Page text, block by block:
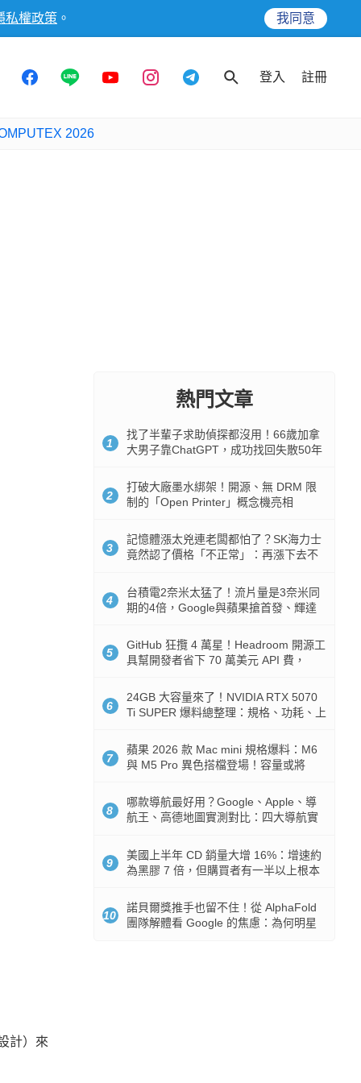
私權政策 。 我同意
登入 註冊
2026
計）來
熱門文章
1
找了半輩子求助偵探都沒用！66歲加拿
大男子靠ChatGPT，成功找回失散50年
2
打破大廠墨水綁架！開源、無 DRM 限
制的「Open Printer」概念機亮相
3
記憶體漲太兇連老闆都怕了？SK海力士
竟然認了價格「不正常」：再漲下去不
4
台積電2奈米太猛了！流片量是3奈米同
期的4倍，Google與蘋果搶首發、輝達
5
GitHub 狂攬 4 萬星！Headroom 開源工
具幫開發者省下 70 萬美元 API 費，
6
24GB 大容量來了！NVIDIA RTX 5070
Ti SUPER 爆料總整理：規格、功耗、上
7
蘋果 2026 款 Mac mini 規格爆料：M6
與 M5 Pro 異色搭檔登場！容量或將
8
哪款導航最好用？Google、Apple、導
航王、高德地圖實測對比：四大導航實
9
美國上半年 CD 銷量大增 16%：增速約
為黑膠 7 倍，但購買者有一半以上根本
10
諾貝爾獎推手也留不住！從 AlphaFold
團隊解體看 Google 的焦慮：為何明星